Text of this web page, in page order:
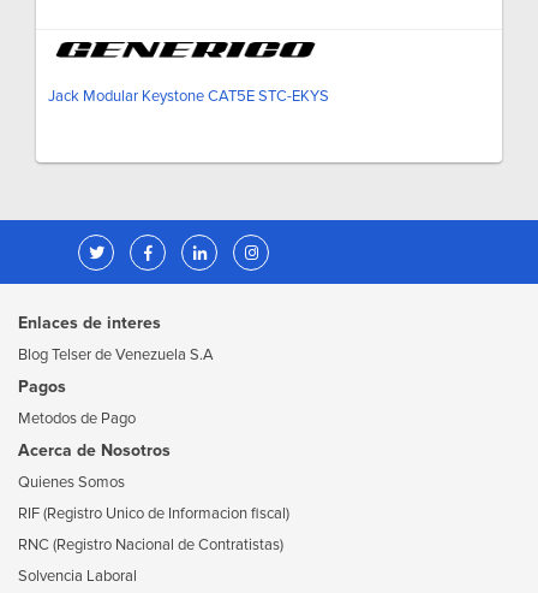
Jack Modular Keystone CAT5E STC-EKYS
Enlaces de interes
Blog Telser de Venezuela S.A
Pagos
Metodos de Pago
Acerca de Nosotros
Quienes Somos
RIF (Registro Unico de Informacion fiscal)
RNC (Registro Nacional de Contratistas)
Solvencia Laboral